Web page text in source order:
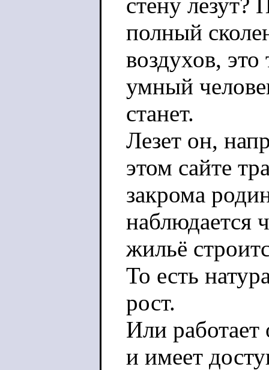
полный
воздухов,
умный
станет.
Лезет он,
этом сайте
закрома
наблюдается
жильё
То есть
рост.
Или
и имеет